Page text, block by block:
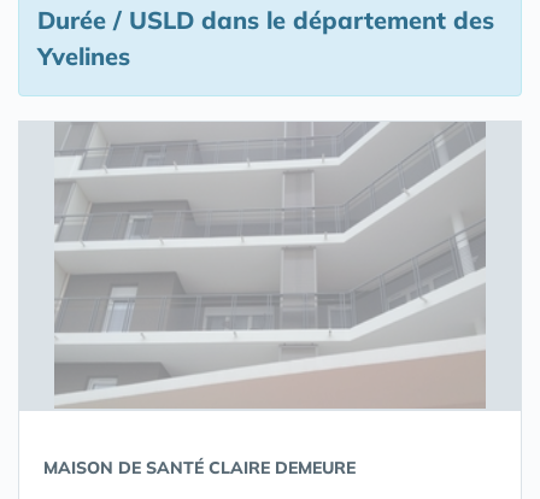
Durée / USLD dans le département des
Yvelines
MAISON DE SANTÉ CLAIRE DEMEURE